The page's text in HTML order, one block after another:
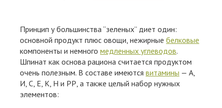
Принцип у большинства “зеленых” диет один:
основной продукт плюс овощи, нежирные белковые
компоненты и немного медленных углеводов.
Шпинат как основа рациона считается продуктом
очень полезным. В составе имеются витамины — А,
И, С, Е, К, Н и РР, а также целый набор нужных
элементов: